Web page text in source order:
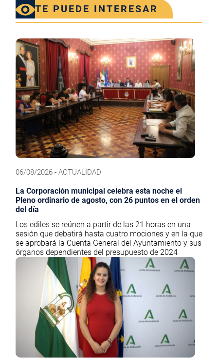
TE PUEDE INTERESAR
06/08/2026 - ACTUALIDAD
La Corporación municipal celebra esta noche el
Pleno ordinario de agosto, con 26 puntos en el orden
del día
Los ediles se reúnen a partir de las 21 horas en una
sesión que debatirá hasta cuatro mociones y en la que
se aprobará la Cuenta General del Ayuntamiento y sus
órganos dependientes del presupuesto de 2024